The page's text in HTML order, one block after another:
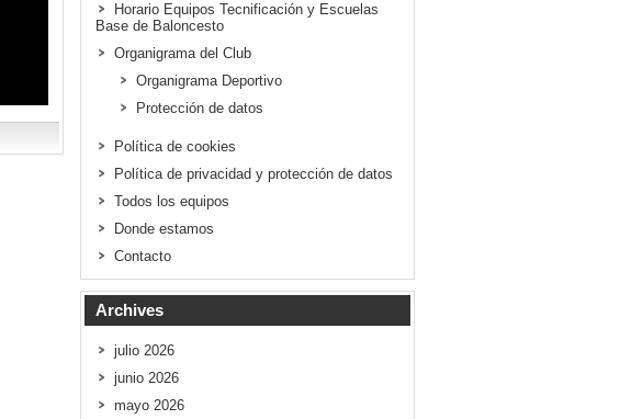
Horario Equipos Tecnificación y Escuelas
Base de Baloncesto
Organigrama del Club
Organigrama Deportivo
Protección de datos
Política de cookies
Política de privacidad y protección de datos
Todos los equipos
Donde estamos
Contacto
Archives
julio 2026
junio 2026
mayo 2026